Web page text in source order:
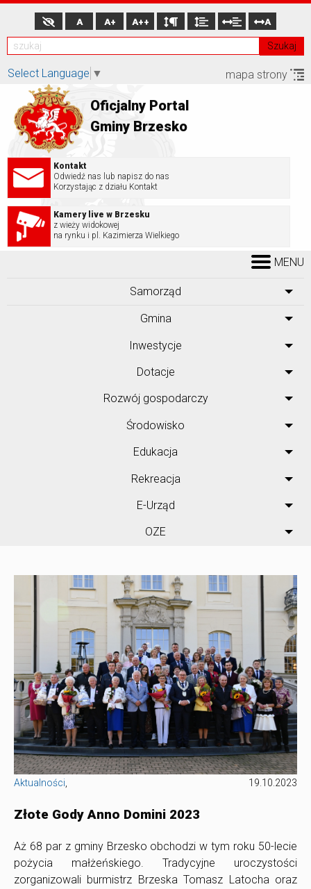
Szukaj
A A+ A++ A
Select Language ▼ mapa strony
Oficjalny Portal
Gminy Brzesko
Kontakt
Odwiedź nas lub napisz do nas
Korzystając z działu Kontakt
Kamery live w Brzesku
z wieży widokowej
na rynku i pl. Kazimierza Wielkiego
MENU
Samorząd
Gmina
Inwestycje
Dotacje
Rozwój gospodarczy
Środowisko
Edukacja
Rekreacja
E-Urząd
OZE
Aktualności 19.10.2023
Złote Gody Anno Domini 2023
Aż 68 par z gminy Brzesko obchodzi w tym roku 50-lecie
pożycia małżeńskiego. Tradycyjne uroczystości
zorganizowali burmistrz Brzeska Tomasz Latocha oraz